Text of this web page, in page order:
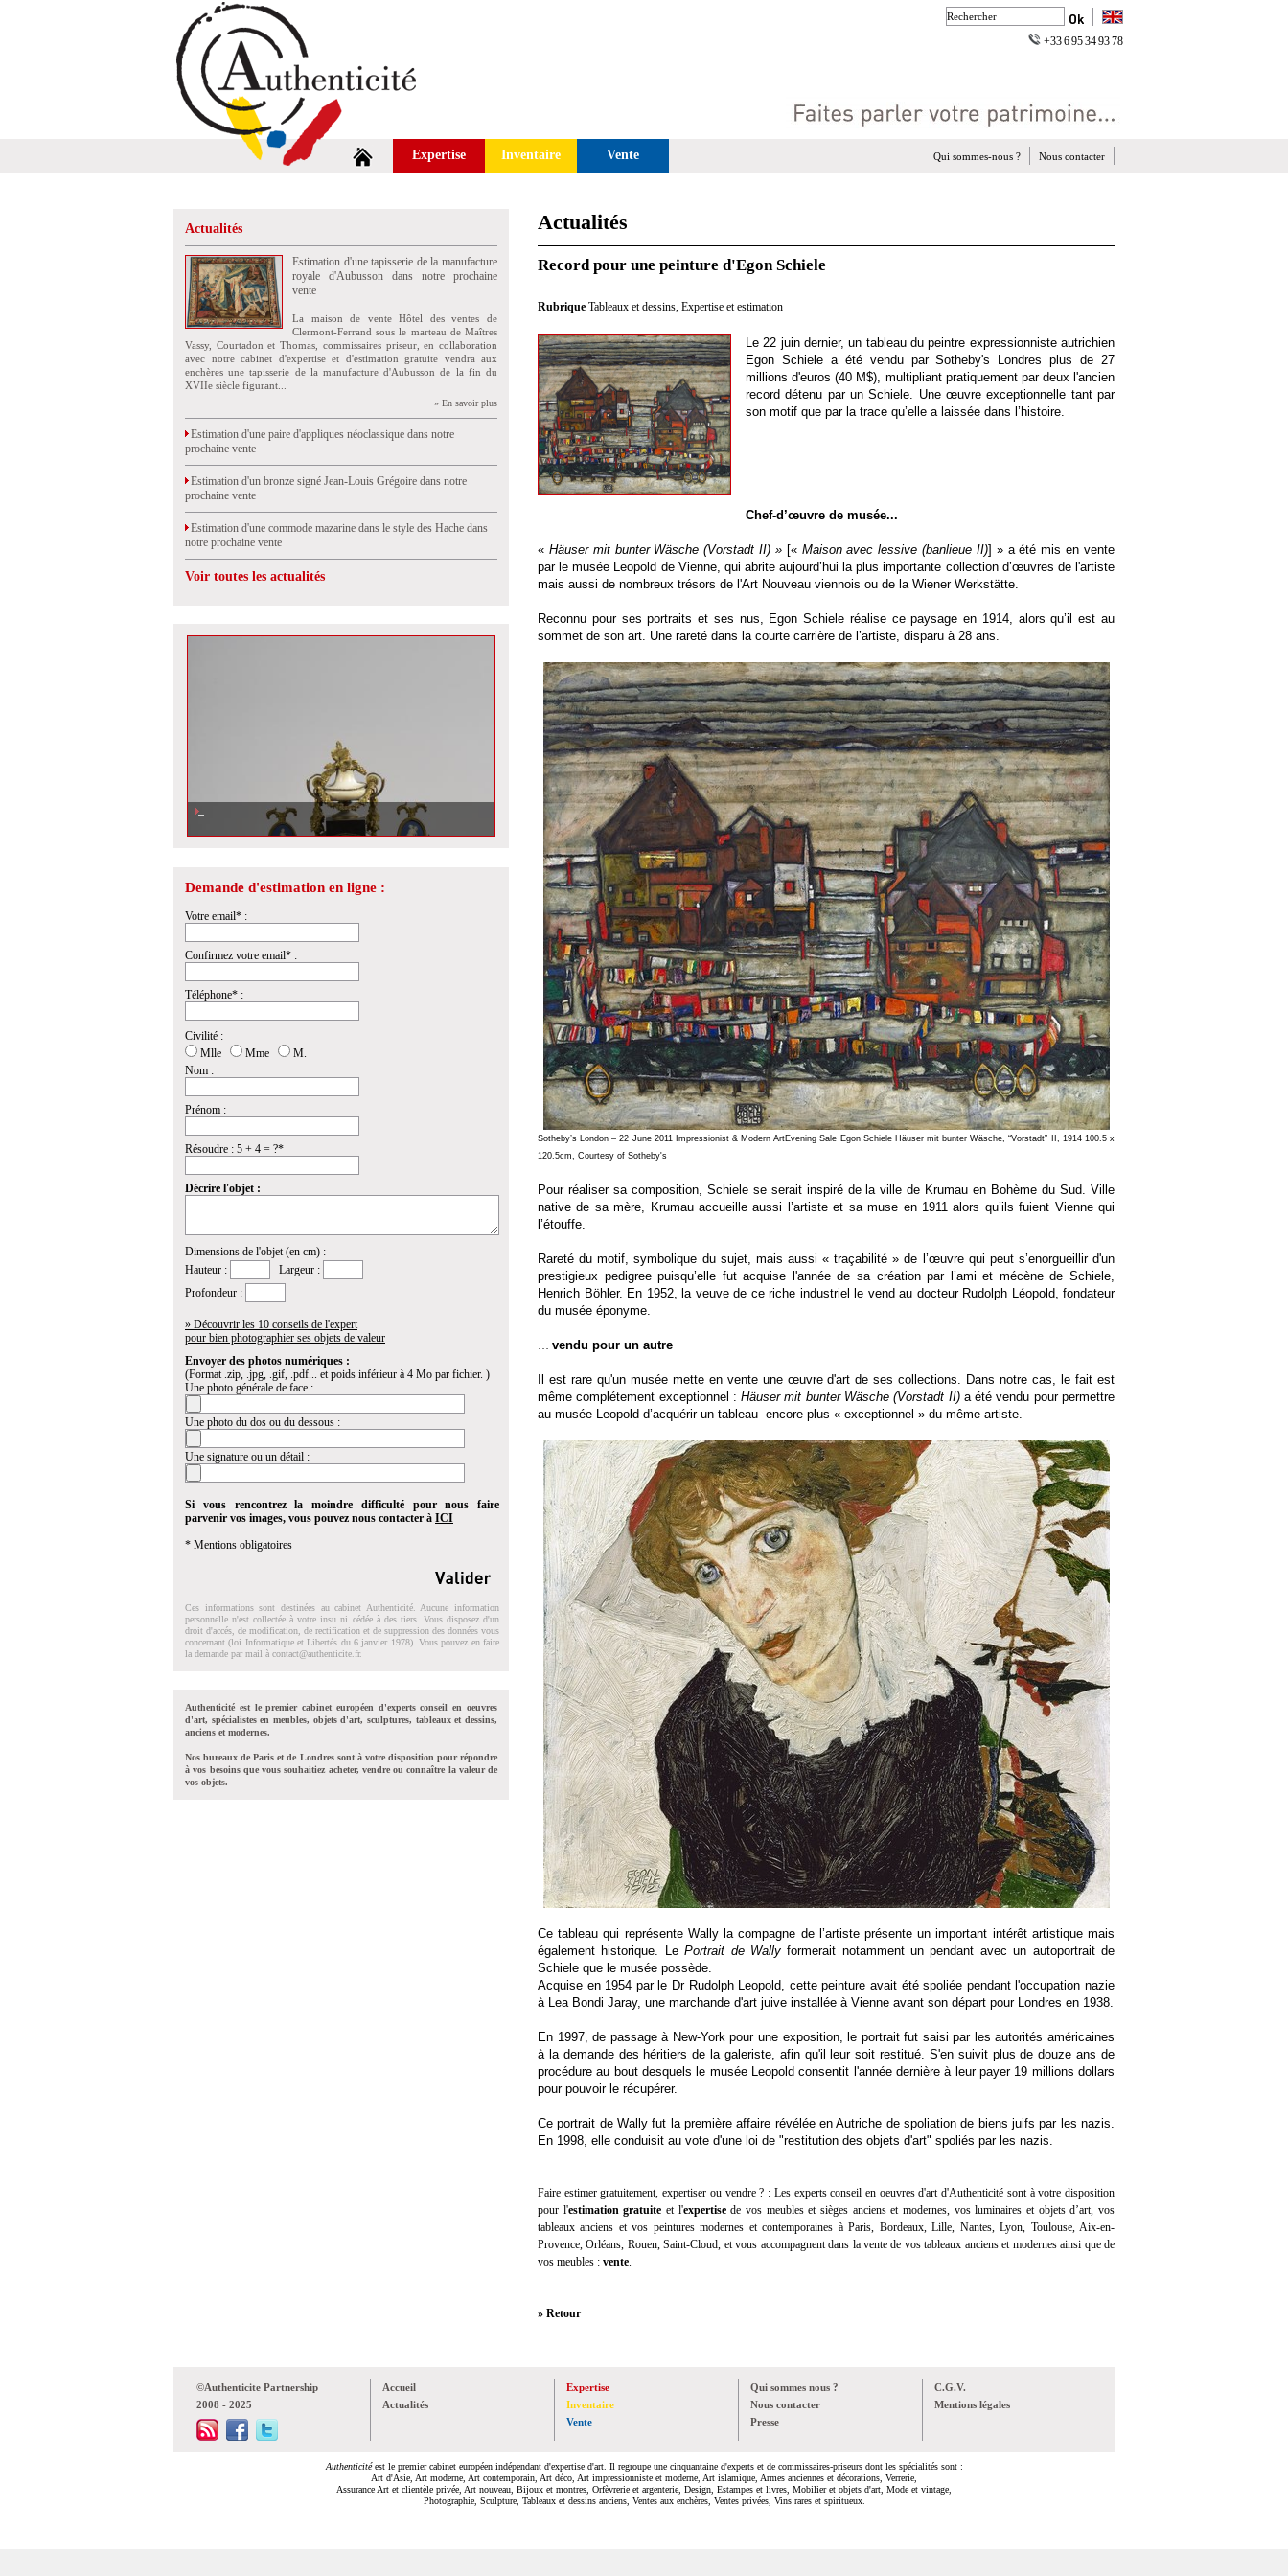
+33 6 95 34 93 78
Expertise Inventaire Vente Nous contacter
Qui sommes-nous ?
Actualités
Estimation d'une tapisserie de la manufacture
royale d'Aubusson dans notre prochaine
vente
La maison de vente Hôtel des ventes de
Clermont-Ferrand sous le marteau de Maîtres
Vassy, Courtadon et Thomas, commissaires priseur, en collaboration
avec notre cabinet d'expertise et d'estimation gratuite vendra aux
enchères une tapisserie de la manufacture d'Aubusson de la fin du
XVIIe siècle figurant...
» En savoir plus
Estimation d'une paire d'appliques néoclassique dans notre
prochaine vente
Estimation d'un bronze signé Jean-Louis Grégoire dans notre
prochaine vente
Estimation d'une commode mazarine dans le style des Hache dans
notre prochaine vente
Voir toutes les actualités
Estimation d\'une pendule portique Louis XVI, vendu
Demande d'estimation en ligne :
Votre email* :
Confirmez votre email* :
Téléphone* :
Civilité :
Mlle
Mme
M.
Nom :
Prénom :
Résoudre : 5 + 4 = ?*
Décrire l'objet :
Dimensions de l'objet (en cm) :
Hauteur :
Largeur :
Profondeur :
» Découvrir les 10 conseils de l'expert
pour bien photographier ses objets de valeur
Envoyer des photos numériques :
(Format .zip, .jpg, .gif, .pdf... et poids inférieur à 4 Mo par fichier. )
Une photo générale de face :
Une photo du dos ou du dessous :
Une signature ou un détail :
Si vous rencontrez la moindre difficulté pour nous faire
parvenir vos images, vous pouvez nous contacter à ICI
* Mentions obligatoires
Ces informations sont destinées au cabinet Authenticité. Aucune information
personnelle n'est collectée à votre insu ni cédée à des tiers. Vous disposez d'un
droit d'accés, de modification, de rectification et de suppression des données vous
concernant (loi Informatique et Libertés du 6 janvier 1978). Vous pouvez en faire
la demande par mail à contact@authenticite.fr.
Authenticité est le premier cabinet européen d'experts conseil en oeuvres
d'art, spécialistes en meubles, objets d'art, sculptures, tableaux et dessins,
anciens et modernes.
Nos bureaux de Paris et de Londres sont à votre disposition pour répondre
à vos besoins que vous souhaitiez acheter, vendre ou connaître la valeur de
vos objets.
Actualités
Record pour une peinture d'Egon Schiele
Rubrique Tableaux et dessins, Expertise et estimation
Le 22 juin dernier, un tableau du peintre expressionniste autrichien
Egon Schiele a été vendu par Sotheby's Londres plus de 27
millions d'euros (40 M$), multipliant pratiquement par deux l'ancien
record détenu par un Schiele. Une œuvre exceptionnelle tant par
son motif que par la trace qu’elle a laissée dans l’histoire.
Chef-d’œuvre de musée...
« Häuser mit bunter Wäsche (Vorstadt II) »[« Maison avec lessive (banlieue II)] » a été mis en vente
par le musée Leopold de Vienne, qui abrite aujourd’hui la plus importante collection d’œuvres de l'artiste
mais aussi de nombreux trésors de l'Art Nouveau viennois ou de la Wiener Werkstätte.
Reconnu pour ses portraits et ses nus, Egon Schiele réalise ce paysage en 1914, alors qu’il est au
sommet de son art. Une rareté dans la courte carrière de l’artiste, disparu à 28 ans.
Sotheby’s London – 22 June 2011 Impressionist & Modern ArtEvening Sale Egon Schiele Häuser mit bunter Wäsche, “Vorstadt” II, 1914 100.5 x
120.5cm, Courtesy of Sotheby's
Pour réaliser sa composition, Schiele se serait inspiré de la ville de Krumau en Bohème du Sud. Ville
native de sa mère, Krumau accueille aussi l’artiste et sa muse en 1911 alors qu’ils fuient Vienne qui
l’étouffe.
Rareté du motif, symbolique du sujet, mais aussi « traçabilité » de l’œuvre qui peut s’enorgueillir d'un
prestigieux pedigree puisqu’elle fut acquise l'année de sa création par l’ami et mécène de Schiele,
Henrich Böhler. En 1952, la veuve de ce riche industriel le vend au docteur Rudolph Léopold, fondateur
du musée éponyme.
… vendu pour un autre
Il est rare qu'un musée mette en vente une œuvre d'art de ses collections. Dans notre cas, le fait est
même complétement exceptionnel :Häuser mit bunter Wäsche (Vorstadt II)a été vendu pour permettre
au musée Leopold d’acquérir un tableau encore plus « exceptionnel » du même artiste.
Ce tableau qui représente Wally la compagne de l’artiste présente un important intérêt artistique mais
également historique. LePortrait de Wallyformerait notamment un pendant avec un autoportrait de
Schiele que le musée possède.
Acquise en 1954 par le Dr Rudolph Leopold, cette peinture avait été spoliée pendant l'occupation nazie
à Lea Bondi Jaray, une marchande d'art juive installée à Vienne avant son départ pour Londres en 1938.
En 1997, de passage à New-York pour une exposition, le portrait fut saisi par les autorités américaines
à la demande des héritiers de la galeriste, afin qu'il leur soit restitué. S'en suivit plus de douze ans de
procédure au bout desquels le musée Leopold consentit l'année dernière à leur payer 19 millions dollars
pour pouvoir le récupérer.
Ce portrait de Wally fut la première affaire révélée en Autriche de spoliation de biens juifs par les nazis.
En 1998, elle conduisit au vote d'une loi de "restitution des objets d'art" spoliés par les nazis.
Faire estimer gratuitement, expertiser ou vendre ? : Les experts conseil en oeuvres d'art d'Authenticité sont à votre disposition
pour l'estimation gratuiteet l'expertisede vos meubles et sièges anciens et modernes, vos luminaires et objets d’art, vos
tableaux anciens et vos peintures modernes et contemporaines à Paris, Bordeaux, Lille, Nantes, Lyon, Toulouse, Aix-en-
Provence, Orléans, Rouen, Saint-Cloud, et vous accompagnent dans la vente de vos tableaux anciens et modernes ainsi que de
vos meubles : vente.
» Retour
©Authenticite Partnership
2008 - 2025
Accueil
Actualités
Expertise
Inventaire
Vente
Qui sommes nous ?
Nous contacter
Presse
C.G.V.
Mentions légales
Authenticitéest le premier cabinet européen indépendant d'expertise d'art. Il regroupe une cinquantaine d'experts et de commissaires-priseurs dont les spécialités sont :
Art d'Asie, Art moderne, Art contemporain, Art déco, Art impressionniste et moderne, Art islamique, Armes anciennes et décorations, Verrerie,
Assurance Art et clientèle privée, Art nouveau, Bijoux et montres, Orfèvrerie et argenterie, Design, Estampes et livres, Mobilier et objets d'art, Mode et vintage,
Photographie, Sculpture, Tableaux et dessins anciens, Ventes aux enchères, Ventes privées, Vins rares et spiritueux.